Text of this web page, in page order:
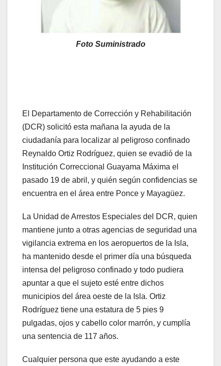
Foto Suministrado
El Departamento de Corrección y Rehabilitación
(DCR) solicitó esta mañana la ayuda de la
ciudadanía para localizar al peligroso confinado
Reynaldo Ortiz Rodríguez, quien se evadió de la
Institución Correccional Guayama Máxima el
pasado 19 de abril, y quién según confidencias se
encuentra en el área entre Ponce y Mayagüez.
La Unidad de Arrestos Especiales del DCR, quien
mantiene junto a otras agencias de seguridad una
vigilancia extrema en los aeropuertos de la Isla,
ha mantenido desde el primer día una búsqueda
intensa del peligroso confinado y todo pudiera
apuntar a que el sujeto esté entre dichos
municipios del área oeste de la Isla. Ortiz
Rodríguez tiene una estatura de 5 pies 9
pulgadas, ojos y cabello color marrón, y cumplía
una sentencia de 117 años.
Cualquier persona que este ayudando a este